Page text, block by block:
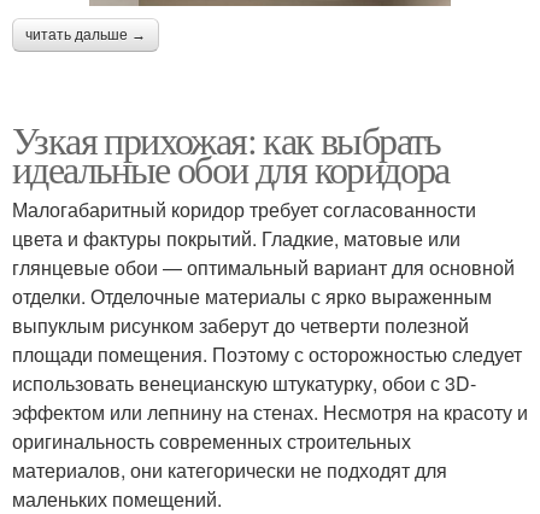
читать дальше →
Узкая прихожая: как выбрать
идеальные обои для коридора
Малогабаритный коридор требует согласованности
цвета и фактуры покрытий. Гладкие, матовые или
глянцевые обои — оптимальный вариант для основной
отделки. Отделочные материалы с ярко выраженным
выпуклым рисунком заберут до четверти полезной
площади помещения. Поэтому с осторожностью следует
использовать венецианскую штукатурку, обои с 3D-
эффектом или лепнину на стенах. Несмотря на красоту и
оригинальность современных строительных
материалов, они категорически не подходят для
маленьких помещений.